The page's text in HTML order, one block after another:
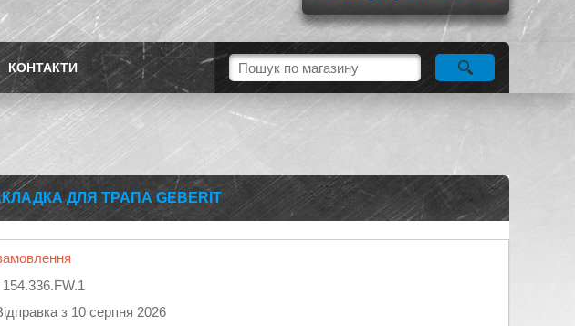
КОНТАКТИ
ДЛЯ ТРАПА GEBERIT
154.336.FW.1
з 10 серпня 2026